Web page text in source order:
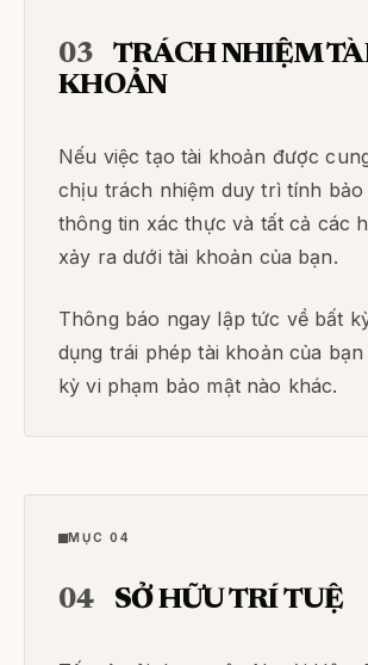
03
TRÁCH NHIỆM
KHOẢN
Nếu việc tạo tài khoản được
chịu trách nhiệm duy trì tính bảo
thông tin xác thực và tất cả các
xảy ra dưới tài khoản của bạn.
Thông báo ngay lập tức về bất
dụng trái phép tài khoản của
kỳ vi phạm bảo mật nào khác.
MỤC 04
04 SỞ HỮU TRÍ TUỆ